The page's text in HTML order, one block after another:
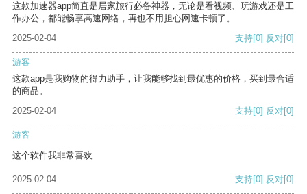
这款加速器app简直是居家旅行必备神器，无论是看视频、玩游戏还是工
作办公，都能畅享高速网络，再也不用担心网速卡顿了。
2025-02-04
支持[0] 反对[0]
游客
这款app是我购物的得力助手，让我能够找到最优惠的价格，买到最合适
的商品。
2025-02-04
支持[0] 反对[0]
游客
这个软件我非常喜欢
2025-02-04 支持[0] 反对[0]